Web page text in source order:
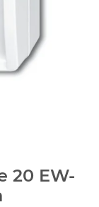
20 EW-